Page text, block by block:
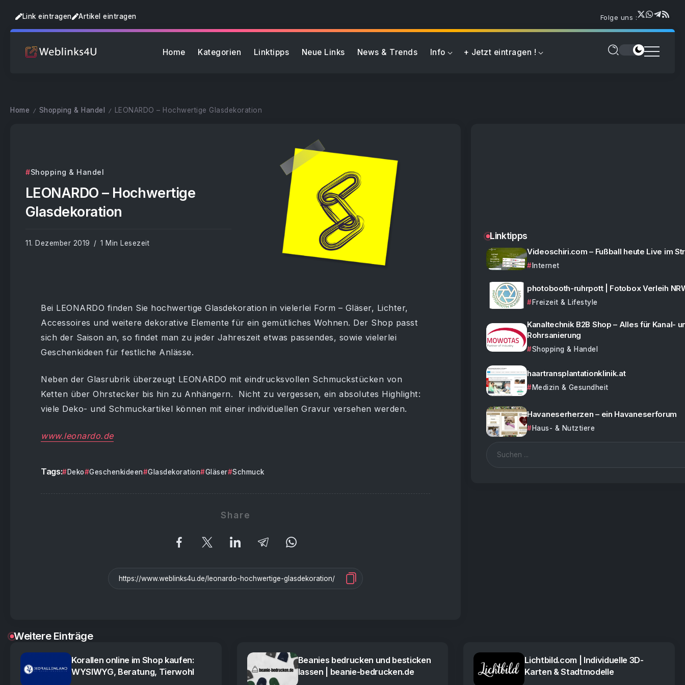
Link eintragen Artikel eintragen Folge uns :
Home Kategorien Linktipps Neue Links News & Trends Info + Jetzt eintragen !
Home / Shopping & Handel / LEONARDO – Hochwertige Glasdekoration
Shopping & Handel
LEONARDO – Hochwertige
Glasdekoration
11. Dezember 2019 1 Min Lesezeit
Bei LEONARDO finden Sie hochwertige Glasdekoration in vielerlei Form – Gläser, Lichter,
Accessoires und weitere dekorative Elemente für ein gemütliches Wohnen. Der Shop passt
sich der Saison an, so findet man zu jeder Jahreszeit etwas passendes, sowie vielerlei
Geschenkideen für festliche Anlässe.
Neben der Glasrubrik überzeugt LEONARDO mit eindrucksvollen Schmuckstücken von
Ketten über Ohrstecker bis hin zu Anhängern. Nicht zu vergessen, ein absolutes Highlight:
viele Deko- und Schmuckartikel können mit einer individuellen Gravur versehen werden.
www.leonardo.de
Tags: Deko Geschenkideen Glasdekoration Gläser Schmuck
Share
Linktipps
Videoschiri.com – Fußball heute Live im
Internet
photobooth-ruhrpott | Fotobox Verleih
Freizeit & Lifestyle
Kanaltechnik B2B Shop – Alles für Kanal-
Rohrsanierung
Shopping & Handel
haartransplantationklinik.at
Medizin & Gesundheit
Havaneserherzen – ein Havaneserforum
Haus- & Nutztiere
Weitere Einträge
Korallen online im Shop kaufen:
WYSIWYG, Beratung, Tierwohl
Beanies bedrucken und besticken
lassen | beanie-bedrucken.de
Lichtbild.com | Individuelle 3D-
Karten & Stadtmodelle